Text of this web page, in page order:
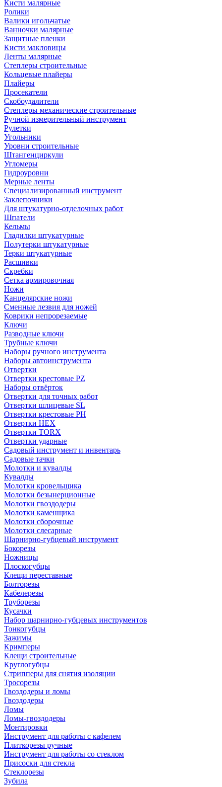
Кисти малярные
Ролики
Валики игольчатые
Ванночки малярные
Защитные пленки
Кисти макловицы
Ленты малярные
Степлеры строительные
Кольцевые плайеры
Плайеры
Просекатели
Скобоудалители
Степлеры механические строительные
Ручной измерительный инструмент
Рулетки
Угольники
Уровни строительные
Штангенциркули
Угломеры
Гидроуровни
Мерные ленты
Специализированный инструмент
Заклепочники
Для штукатурно-отделочных работ
Шпатели
Кельмы
Гладилки штукатурные
Полутерки штукатурные
Терки штукатурные
Расшивки
Скребки
Сетка армировочная
Ножи
Канцелярские ножи
Сменные лезвия для ножей
Коврики непрорезаемые
Ключи
Разводные ключи
Трубные ключи
Наборы ручного инструмента
Наборы автоинструмента
Отвертки
Отвертки крестовые PZ
Наборы отвёрток
Отвертки для точных работ
Отвертки шлицевые SL
Отвертки крестовые PH
Отвертки HEX
Отвертки TORX
Отвертки ударные
Садовый инструмент и инвентарь
Садовые тачки
Молотки и кувалды
Кувалды
Молотки кровельщика
Молотки безынерционные
Молотки гвоздодеры
Молотки каменщика
Молотки сборочные
Молотки слесарные
Шарнирно-губцевый инструмент
Бокорезы
Ножницы
Плоскогубцы
Клещи переставные
Болторезы
Кабелерезы
Труборезы
Кусачки
Набор шарнирно-губцевых инструментов
Тонкогубцы
Зажимы
Кримперы
Клещи строительные
Круглогубцы
Стрипперы для снятия изоляции
Тросорезы
Гвоздодеры и ломы
Гвоздодеры
Ломы
Ломы-гвоздодеры
Монтировки
Инструмент для работы с кафелем
Плиткорезы ручные
Инструмент для работы со стеклом
Присоски для стекла
Стеклорезы
Зубила